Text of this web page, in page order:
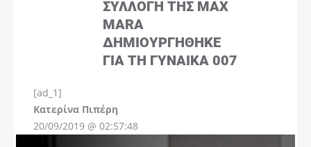
ΣΥΛΛΟΓΉ ΤΗΣ MAX
MARA
ΔΗΜΙΟΥΡΓΉΘΗΚΕ
ΓΙΑ ΤΗ ΓΥΝΑΊΚΑ 007
[ad_1]
Kατερίνα Πιπέρη
20/09/2019 @ 02:57:48